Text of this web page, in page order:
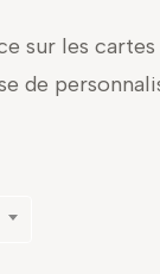
sur les
de